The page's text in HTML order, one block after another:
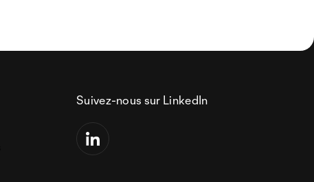
Suivez-nous sur LinkedIn